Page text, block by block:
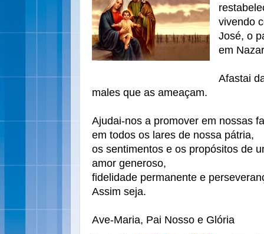
vivendo
José, o
em
Afastai
males que as ameaçam.
Ajudai-nos a promover em nossas
em todos os lares de nossa pátria,
os sentimentos e os propósitos de
amor generoso,
fidelidade permanente e
Assim seja.
Ave-Maria, Pai Nosso e Glória